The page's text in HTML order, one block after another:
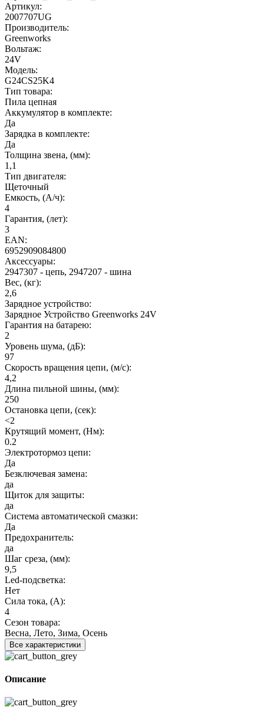
Артикул:
2007707UG
Производитель:
Greenworks
Вольтаж:
24V
Модель:
G24CS25K4
Тип товара:
Пила цепная
Аккумулятор в комплекте:
Да
Зарядка в комплекте:
Да
Толщина звена, (мм):
1,1
Тип двигателя:
Щеточный
Емкость, (А/ч):
4
Гарантия, (лет):
3
EAN:
6952909084800
Аксессуары:
2947307 - цепь, 2947207 - шина
Вес, (кг):
2,6
Зарядное устройство:
Зарядное Устройство Greenworks 24V
Гарантия на батарею:
2
Уровень шума, (дБ):
97
Скорость вращения цепи, (м/с):
4,2
Длина пильной шины, (мм):
250
Остановка цепи, (сек):
<2
Крутящий момент, (Нм):
0.2
Электротормоз цепи:
Да
Безключевая замена:
да
Щиток для защиты:
да
Система автоматической смазки:
Да
Предохранитель:
да
Шаг среза, (мм):
9,5
Led-подсветка:
Нет
Сила тока, (А):
4
Сезон товара:
Весна, Лето, Зима, Осень
Все характеристики
Описание